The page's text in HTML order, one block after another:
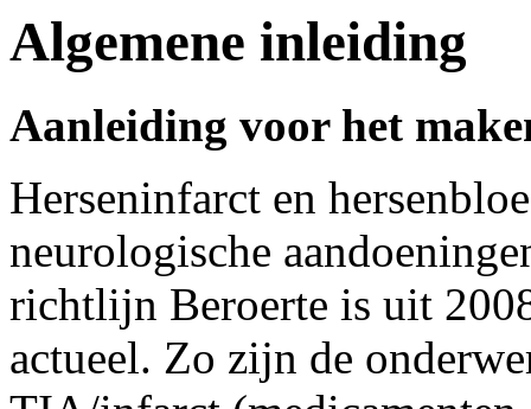
Algemene inleiding
Aanleiding voor het
Herseninfarct en
neurologische
richtlijn Beroerte is uit
actueel. Zo zijn de